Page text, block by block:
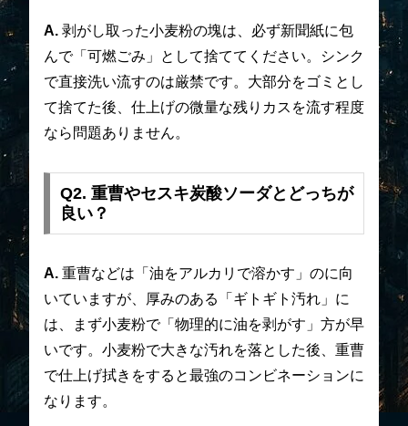
A. 剥がし取った小麦粉の塊は、必ず新聞紙に包
んで「可燃ごみ」として捨ててください。シンク
で直接洗い流すのは厳禁です。大部分をゴミとし
て捨てた後、仕上げの微量な残りカスを流す程度
なら問題ありません。
Q2. 重曹やセスキ炭酸ソーダとどっちが
良い？
A. 重曹などは「油をアルカリで溶かす」のに向
いていますが、厚みのある「ギトギト汚れ」に
は、まず小麦粉で「物理的に油を剥がす」方が早
いです。小麦粉で大きな汚れを落とした後、重曹
で仕上げ拭きをすると最強のコンビネーションに
なります。